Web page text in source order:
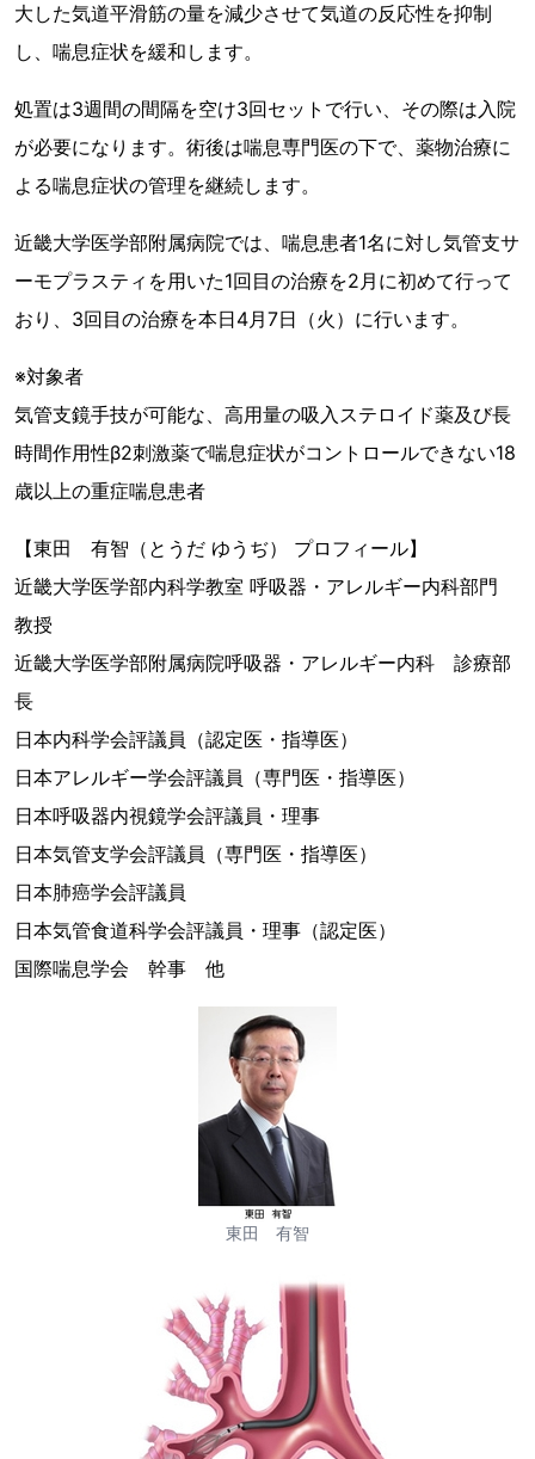
大した気道平滑筋の量を減少させて気道の反応性を抑制
し、喘息症状を緩和します。
処置は3週間の間隔を空け3回セットで行い、その際は入院
が必要になります。術後は喘息専門医の下で、薬物治療に
よる喘息症状の管理を継続します。
近畿大学医学部附属病院では、喘息患者1名に対し気管支サ
ーモプラスティを用いた1回目の治療を2月に初めて行って
おり、3回目の治療を本日4月7日（火）に行います。
※対象者
気管支鏡手技が可能な、高用量の吸入ステロイド薬及び長
時間作用性β2刺激薬で喘息症状がコントロールできない18
歳以上の重症喘息患者
【東田 有智（とうだ ゆうぢ） プロフィール】
近畿大学医学部内科学教室 呼吸器・アレルギー内科部門
教授
近畿大学医学部附属病院呼吸器・アレルギー内科 診療部
長
日本内科学会評議員（認定医・指導医）
日本アレルギー学会評議員（専門医・指導医）
日本呼吸器内視鏡学会評議員・理事
日本気管支学会評議員（専門医・指導医）
日本肺癌学会評議員
日本気管食道科学会評議員・理事（認定医）
国際喘息学会 幹事 他
東田 有智